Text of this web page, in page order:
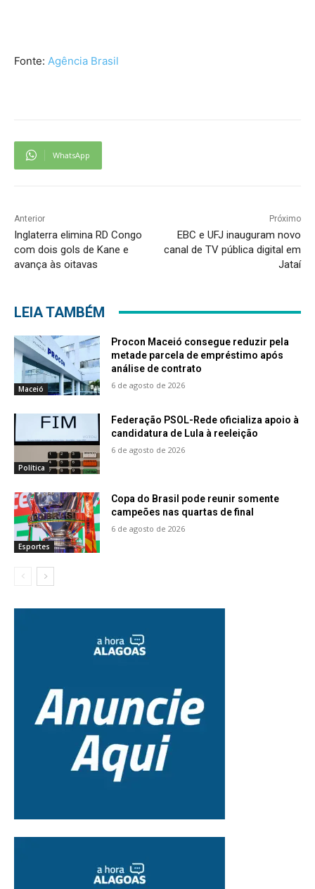
Fonte: Agência Brasil
WhatsApp
Anterior
Inglaterra elimina RD Congo
com dois gols de Kane e
avança às oitavas
Próximo
EBC e UFJ inauguram novo
canal de TV pública digital em
Jataí
LEIA TAMBÉM
Maceió
Procon Maceió consegue reduzir pela
metade parcela de empréstimo após
análise de contrato
6 de agosto de 2026
Política
Federação PSOL-Rede oficializa apoio à
candidatura de Lula à reeleição
6 de agosto de 2026
Esportes
Copa do Brasil pode reunir somente
campeões nas quartas de final
6 de agosto de 2026